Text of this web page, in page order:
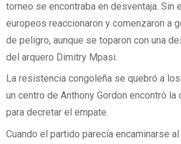
torneo se encontraba en desventaja. Sin
europeos reaccionaron y comenzaron a
de peligro, aunque se toparon con una
del arquero Dimitry Mpasi.
La resistencia congoleña se quebró a
un centro de Anthony Gordon encontró la
para decretar el empate.
Cuando el partido parecía encaminarse